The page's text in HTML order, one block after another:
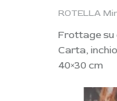
ROTELLA
Frottage su
Carta,
40×30 cm